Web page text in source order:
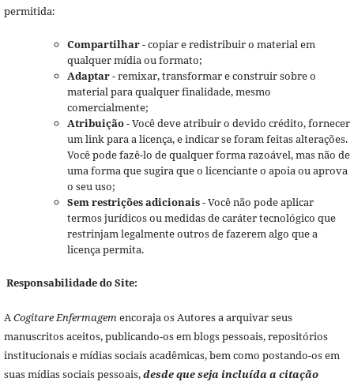
permitida:
Compartilhar- copiar e redistribuir o material em
qualquer mídia ou formato;
Adaptar- remixar, transformar e construir sobre o
material para qualquer finalidade, mesmo
comercialmente;
Atribuição- Você deve atribuir o devido crédito, fornecer
um link para a licença, e indicar se foram feitas alterações.
Você pode fazê-lo de qualquer forma razoável, mas não de
uma forma que sugira que o licenciante o apoia ou aprova
o seu uso;
Sem restrições adicionais- Você não pode aplicar
termos jurídicos ou medidas de caráter tecnológico que
restrinjam legalmente outros de fazerem algo que a
licença permita.
Responsabilidade do Site:
ACogitare Enfermagemencoraja os Autores a arquivar seus
manuscritos aceitos, publicando-os em blogs pessoais, repositórios
institucionais e mídias sociais acadêmicas, bem como postando-os em
suas mídias sociais pessoais,desde que seja incluída a citação